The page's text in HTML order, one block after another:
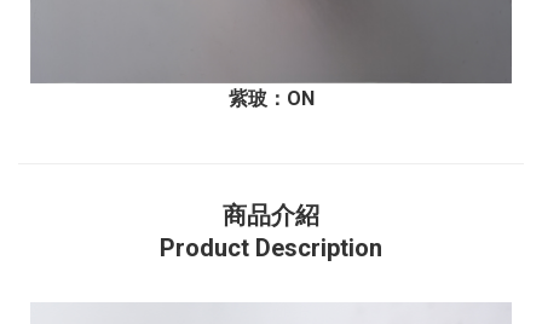
紫玻：ON
商品介紹
Product Description